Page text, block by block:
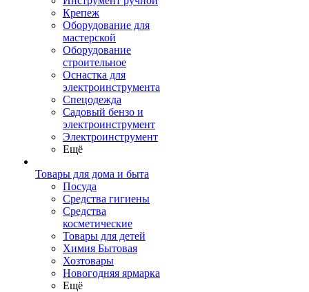
Крепеж
Оборудование для
мастерской
Оборудование
строительное
Оснастка для
электроинструмента
Спецодежда
Садовый бензо и
электроинструмент
Электроинструмент
Ещё
Товары для дома и быта
Посуда
Средства гигиены
Средства
косметические
Товары для детей
Химия Бытовая
Хозтовары
Новогодняя ярмарка
Ещё